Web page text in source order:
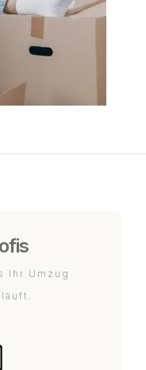
Ihr Umzug